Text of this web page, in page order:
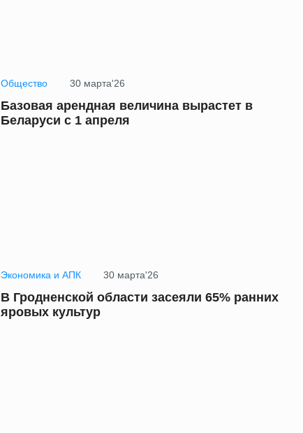
Общество 30 марта'26
Базовая арендная величина вырастет в
Беларуси с 1 апреля
Экономика и АПК 30 марта'26
В Гродненской области засеяли 65% ранних
яровых культур